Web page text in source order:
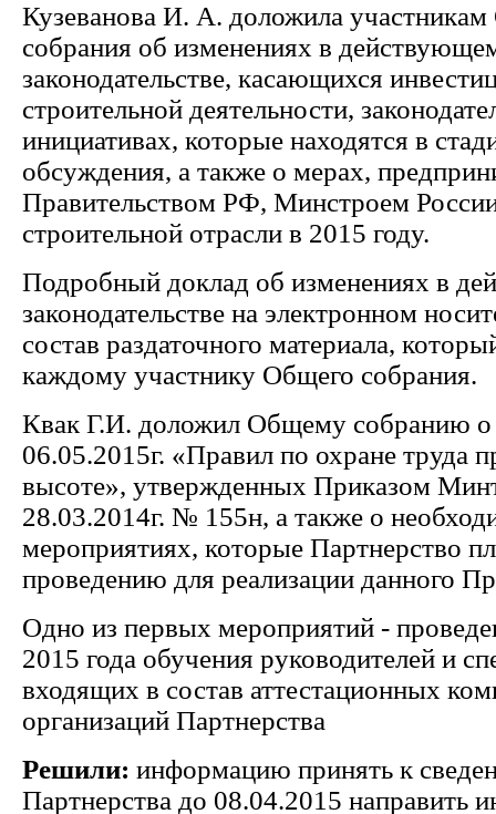
Кузеванова И. А. доложила
собрания об изменениях в
законодательстве, касающихся
строительной деятельности,
инициативах, которые находятся в
обсуждения, а также о мерах,
Правительством РФ, Минстроем
строительной отрасли в 2015 году.
Подробный доклад об изменениях в
законодательстве на электронном
состав раздаточного материала,
каждому участнику Общего собрания.
Квак Г.И. доложил Общему собранию о
06.05.2015г. «Правил по охране труда
высоте», утвержденных Приказом
28.03.2014г. № 155н, а также о
мероприятиях, которые Партнерство
проведению для реализации данного
Одно из первых мероприятий -
2015 года обучения руководителей и
входящих в состав аттестационных
организаций Партнерства
Решили: информацию принять к
Партнерства до 08.04.2015 направить